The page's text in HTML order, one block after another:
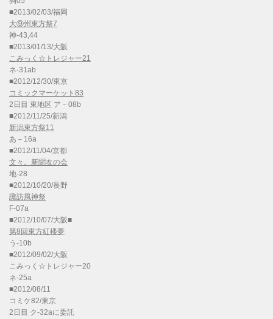
■2013/02/03/福岡
大⑨州東方祭7
神-43,44
■2013/01/13/大阪
こみっく☆トレジャー21
ネ-31ab
■2012/12/30/東京
コミックマーケット83
2日目 東地区 ア－08b
■2012/11/25/新潟
新潟東方祭11
あ－16a
■2012/11/04/京都
文々。新聞友の会
地-28
■2012/10/20/長野
諏訪風神祭
F-07a
■2012/10/07/大阪■
第8回東方紅楼夢
う-10b
■2012/09/02/大阪
こみっく☆トレジャー20
ネ-25a
■2012/08/11
コミケ82/東京
2日目 ク-32aに委託